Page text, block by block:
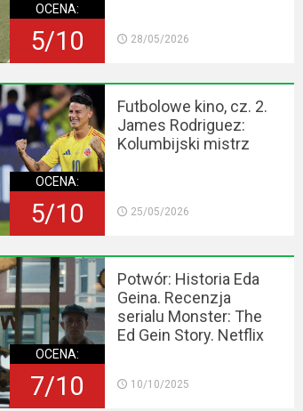
OCENA:
5/10 28/05/2026
OCENA:
5/10
Futbolowe kino, cz. 2.
James Rodriguez:
Kolumbijski mistrz
25/05/2026
OCENA:
7/10
Potwór: Historia Eda
Geina. Recenzja
serialu Monster: The
Ed Gein Story. Netflix
10/10/2025